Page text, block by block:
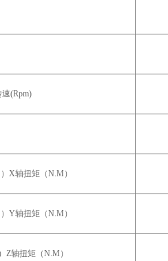
(Rpm)
）X轴扭矩（N.M）
）Y轴扭矩（N.M）
）Z轴扭矩（N.M）